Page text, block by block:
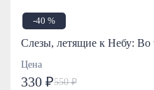
-40 %
Слезы, летящие к Небу: Во
Цена
330 ₽550 ₽